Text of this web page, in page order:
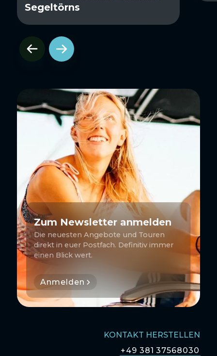
Segeltörns
Zum Newsletter anmelden
Die neuesten Angebote und Touren
direkt in euer Postfach. Definitiv immer
einen Blick wert.
Anmelden
KONTAKT HERSTELLEN
+49 381 37568030